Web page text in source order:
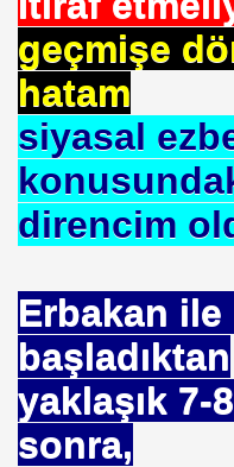
geçmişe
hatam
siyasal
direncim
Erbakan
başladıktan
yaklaşık 7-
sonra,
MÜSLÜMAN
HOROZ TILKI